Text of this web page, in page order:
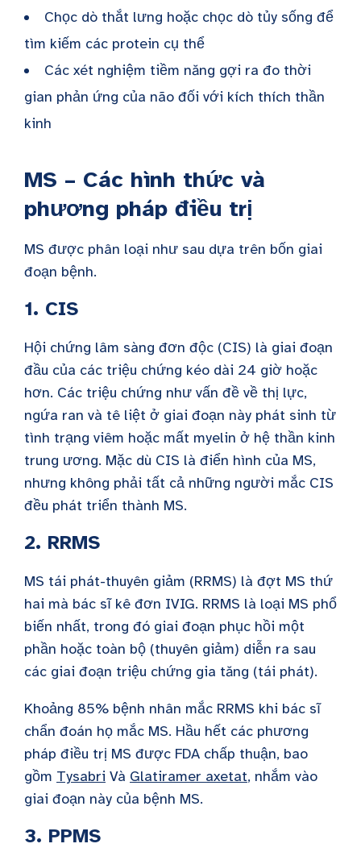
Chọc dò thắt lưng hoặc chọc dò tủy sống để
tìm kiếm các protein cụ thể
Các xét nghiệm tiềm năng gợi ra đo thời
gian phản ứng của não đối với kích thích thần
kinh
MS – Các hình thức và
phương pháp điều trị
MS được phân loại như sau dựa trên bốn giai
đoạn bệnh.
1. CIS
Hội chứng lâm sàng đơn độc (CIS) là giai đoạn
đầu của các triệu chứng kéo dài 24 giờ hoặc
hơn. Các triệu chứng như vấn đề về thị lực,
ngứa ran và tê liệt ở giai đoạn này phát sinh từ
tình trạng viêm hoặc mất myelin ở hệ thần kinh
trung ương. Mặc dù CIS là điển hình của MS,
nhưng không phải tất cả những người mắc CIS
đều phát triển thành MS.
2. RRMS
MS tái phát-thuyên giảm (RRMS) là đợt MS thứ
hai mà bác sĩ kê đơn IVIG. RRMS là loại MS phổ
biến nhất, trong đó giai đoạn phục hồi một
phần hoặc toàn bộ (thuyên giảm) diễn ra sau
các giai đoạn triệu chứng gia tăng (tái phát).
Khoảng 85% bệnh nhân mắc RRMS khi bác sĩ
chẩn đoán họ mắc MS. Hầu hết các phương
pháp điều trị MS được FDA chấp thuận, bao
gồm Tysabri Và Glatiramer axetat, nhắm vào
giai đoạn này của bệnh MS.
3. PPMS